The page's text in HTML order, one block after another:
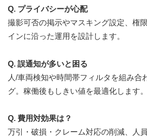
Q. プライバシーが心配
撮影可否の掲示やマスキング設定、権
インに沿った運用を設計します。
Q. 誤通知が多いと困る
人/車両検知や時間帯フィルタを組み合
グ。稼働後もしきい値を最適化します。
Q. 費用対効果は？
万引・破損・クレーム対応の削減、人